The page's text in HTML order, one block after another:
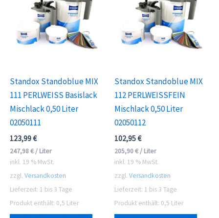
Standox Standoblue MIX
111 PERLWEISS Basislack
Mischlack 0,50 Liter
02050111
123,99€
247,98€ / Liter
inkl. 19 % MwSt.
zzgl. Versandkosten
Lieferzeit: 1 bis 3 Tage
Produkt enthält: 0,5 Liter
Standox Standoblue MIX
112 PERLWEISSFEIN
Mischlack 0,50 Liter
02050112
102,95€
205,90€ / Liter
inkl. 19 % MwSt.
zzgl. Versandkosten
Lieferzeit: 1 bis 3 Tage
Produkt enthält: 0,5 Liter